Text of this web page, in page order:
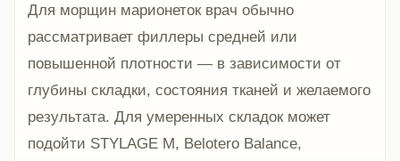
Для морщин марионеток врач обычно
рассматривает филлеры средней или
повышенной плотности — в зависимости от
глубины складки, состояния тканей и желаемого
результата. Для умеренных складок может
подойти STYLAGE M, Belotero Balance,